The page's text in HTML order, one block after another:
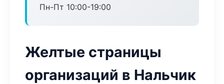
Пн-Пт 10:00-19:00
Желтые страницы
организаций в Нальчик